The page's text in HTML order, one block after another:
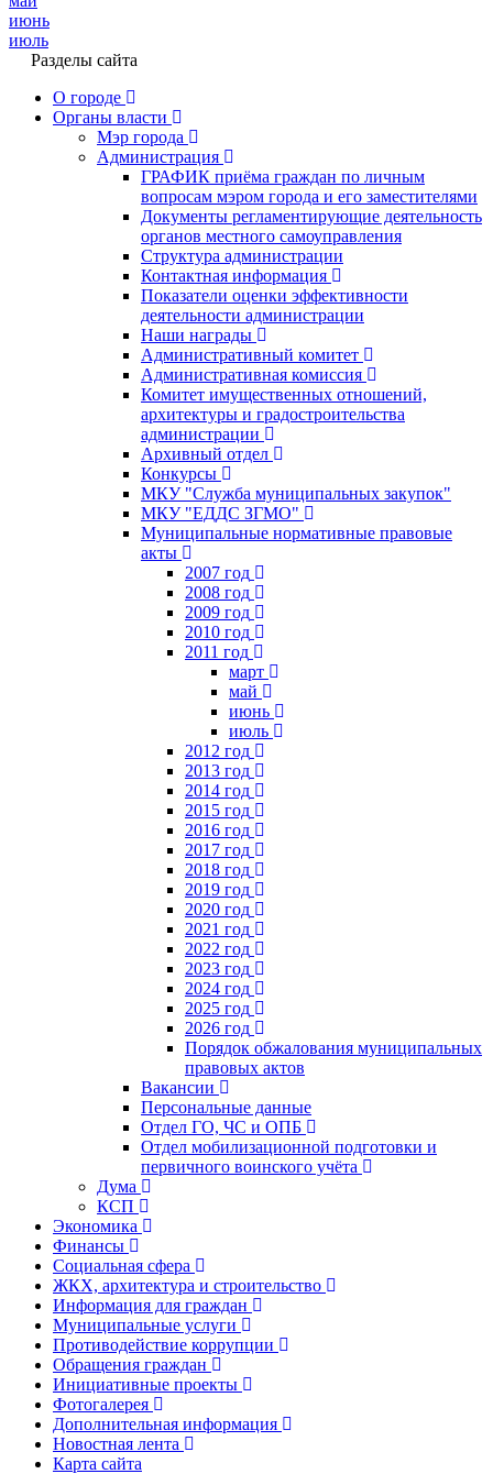
июнь
июль
Разделы сайта
О городе
Органы власти
Мэр города
Администрация
ГРАФИК приёма граждан по личным
вопросам мэром города и его заместителями
Документы регламентирующие деятельность
органов местного самоуправления
Структура администрации
Контактная информация
Показатели оценки эффективности
деятельности администрации
Наши награды
Административный комитет
Административная комиссия
Комитет имущественных отношений,
архитектуры и градостроительства
администрации
Архивный отдел
Конкурсы
МКУ "Служба муниципальных закупок"
МКУ "ЕДДС ЗГМО"
Муниципальные нормативные правовые
акты
2007 год
2008 год
2009 год
2010 год
2011 год
март
май
июнь
июль
2012 год
2013 год
2014 год
2015 год
2016 год
2017 год
2018 год
2019 год
2020 год
2021 год
2022 год
2023 год
2024 год
2025 год
2026 год
Порядок обжалования муниципальных
правовых актов
Вакансии
Персональные данные
Отдел ГО, ЧС и ОПБ
Отдел мобилизационной подготовки и
первичного воинского учёта
Дума
КСП
Экономика
Финансы
Социальная сфера
ЖКХ, архитектура и строительство
Информация для граждан
Муниципальные услуги
Противодействие коррупции
Обращения граждан
Инициативные проекты
Фотогалерея
Дополнительная информация
Новостная лента
Карта сайта